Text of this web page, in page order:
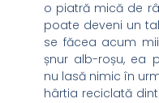
o piatră mică de
poate deveni un
se făcea acum
șnur alb-roșu, ea
nu lasă nimic în
hârtia reciclată